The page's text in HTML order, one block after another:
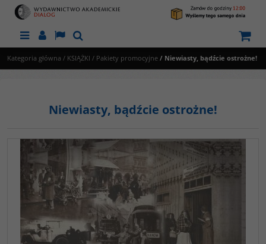
MenuPanelLangSzukaj
Kategoria główna / KSIĄŻKI / Pakiety promocyjne / Niewiasty, bądźcie ostrożne!
Niewiasty, bądźcie ostrożne!